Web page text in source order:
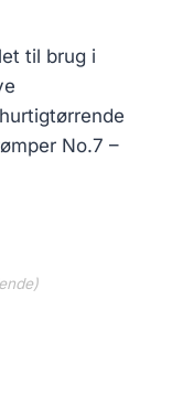
til brug i
No.7 –